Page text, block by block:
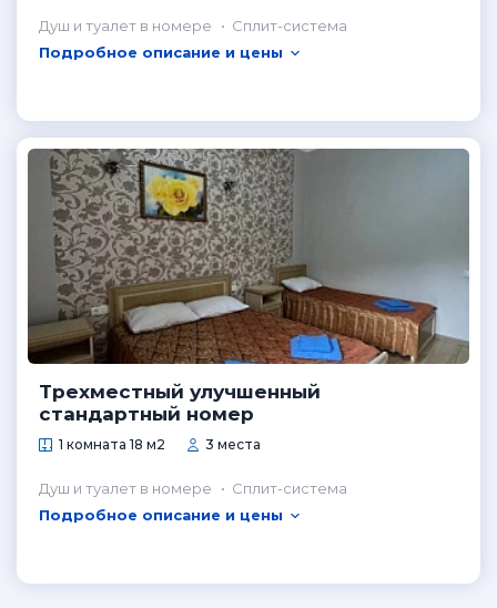
Душ и туалет в номере
Сплит-система
Подробное описание и цены
Трехместный улучшенный
стандартный номер
1 комната 18 м2 3 места
Душ и туалет в номере
Сплит-система
Подробное описание и цены